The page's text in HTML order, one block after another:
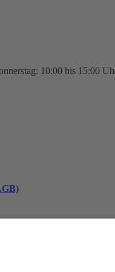
10:00 bis 15:00